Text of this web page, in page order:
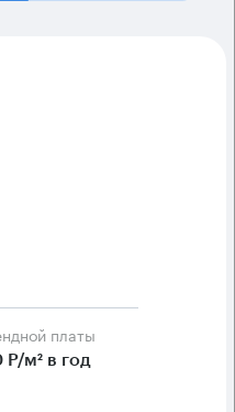
платы
м² в год